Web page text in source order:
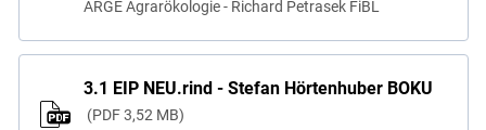
ARGE Agrarökologie - Richard Petrasek FiBL
3.1 EIP NEU.rind - Stefan Hörtenhuber BOKU
PDF 3,52 MB